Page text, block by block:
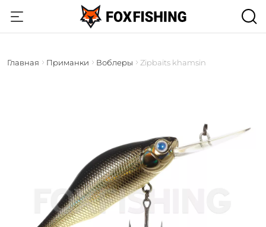
Главная Приманки Воблеры Zipbaits khamsin